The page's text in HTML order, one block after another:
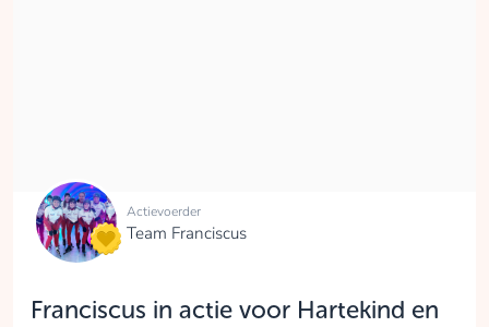
Actievoerder
Team Franciscus
Franciscus in actie voor Hartekind en